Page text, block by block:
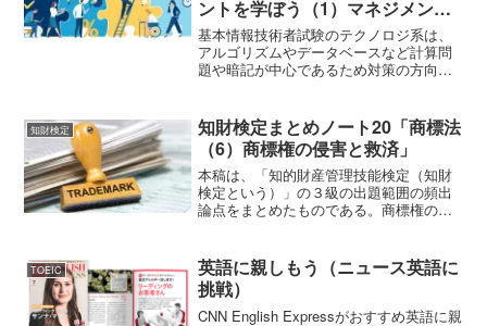
ントを学ぼう（1）マネジメント
系とストラテジ系の問題を解くコ
ツ
基本情報技術者試験のテクノロジ系は、
アルゴリズムやデータベースなど計算問
題や暗記が中心であるため対策の方向性
う問題と文章読解を組み合わせた問題が
中心となり、テクノロジ系...
知財検定
知財検定まとめノート20「商標法
（6）商標権の侵害と救済」
本稿は、「知的財産管理技能検定（知財
検定という）」の３級の出題範囲の頻出
論点をまとめたものである。商標権の効
する。（商標法25条本文）「登録商標を
使用する」とは商品や商...
TOEIC
英語に親しもう（ニュース英語に
挑戦）
CNN English Expressがおすすめ英語に親